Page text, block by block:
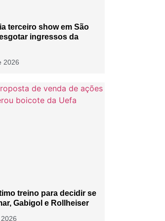
terceiro show em São
ingressos da
2026
treino para decidir se
Gabigol e Rollheiser